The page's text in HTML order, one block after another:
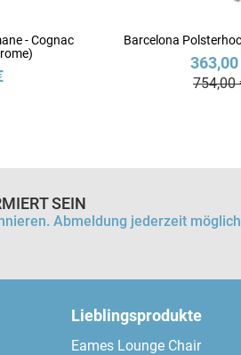
- Cognac
Barcelona
363,00
754,00
SEIN
Abmeldung jederzeit
Lieblingsprodukte
Eames Lounge Chair